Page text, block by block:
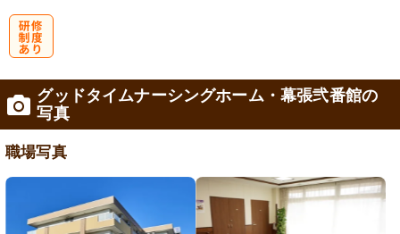
グッドタイムナーシングホーム・幕張弐番館の
写真
職場写真